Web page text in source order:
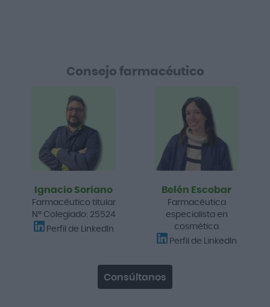
Consejo farmacéutico
Ignacio Soriano
Farmacéutico titular
Nº Colegiado: 25524
Perfil de LinkedIn
Belén Escobar
Farmacéutica
especialista en
cosmética
Perfil de LinkedIn
Consúltanos